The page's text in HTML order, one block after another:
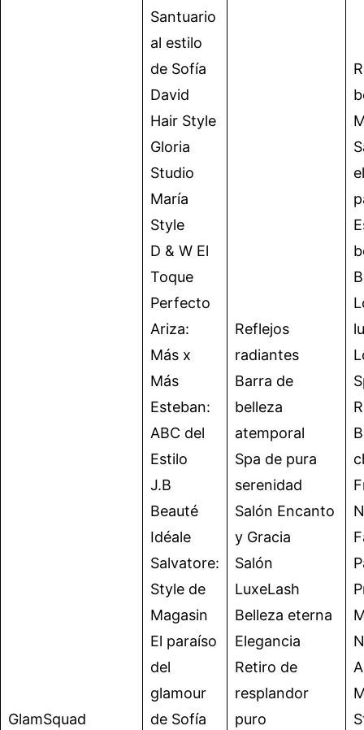
GlamSquad
Santuario
al estilo
de Sofía
David
Hair Style
Gloria
Studio
María
Style
D & W El
Toque
Perfecto
Ariza:
Más x
Más
Esteban:
ABC del
Estilo
J.B
Beauté
Idéale
Salvatore:
Style de
Magasin
El paraíso
del
glamour
de Sofía
Reflejos
radiantes
Barra de
belleza
atemporal
Spa de pura
serenidad
Salón Encanto
y Gracia
Salón
LuxeLash
Belleza eterna
Elegancia
Retiro de
resplandor
puro